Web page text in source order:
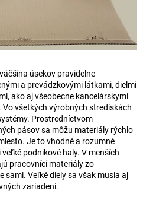
úsekov pravidelne
a prevádzkovými látkami, dielmi
ako aj všeobecne kancelárskymi
všetkých výrobných strediskách
Prostredníctvom
pásov sa môžu materiály rýchlo
Je to vhodné a rozumné
podnikové haly. V menších
pracovníci materiály zo
sami. Veľké diely sa však musia aj
zariadení.